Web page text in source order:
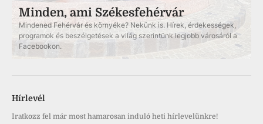
Minden, ami Székesfehérvár
Mindened Fehérvár és környéke? Nekünk is. Hírek, érdekességek,
programok és beszélgetések a világ szerintünk legjobb városáról a
Facebookon.
Hírlevél
Iratkozz fel már most hamarosan induló heti hírlevelünkre!